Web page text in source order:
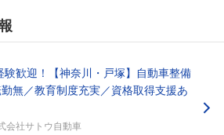
験歓迎！【神奈川・戸塚】自動車整備
無／教育制度充実／資格取得支援あ
会社サトウ自動車